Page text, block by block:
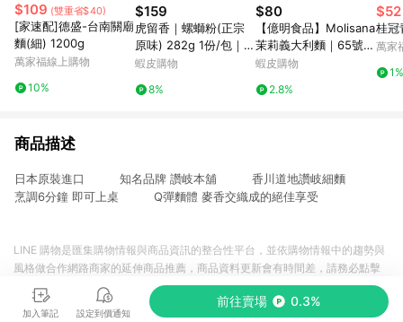
$109 (雙重省$40)
[家速配]德盛-台南關廟
麵(細) 1200g
萬家福線上購物
10%
$159
虎留香｜螺螄粉(正宗
原味) 282g 1份/包｜螺
獅粉 螺螄麵 加量腐竹
蝦皮購物
8%
$80
【億明食品】Molisana
茉莉義大利麵｜65號米
型麵 500g｜小巧米粒
理｜細緻米粒
蝦皮購物
2.8%
$52
桂冠
萬家
1%
商品描述
日本原裝進口 知名品牌 讚岐本舖 香川道地讚岐細麵
烹調6分鐘 即可上桌 Q彈麵體 麥香交織成的絕佳享受
加入筆記 設定到價通知
前往賣場 0.3%
LINE 購物是匯集購物情報與商品資訊的整合性平台，並依購物情報中的趨勢與
風格做合作網路商家的延伸商品推薦，商品資料更新會有時間差，請務必點擊
商品至各合作網路商家，確認現售價與購物條件，一切資訊以合作廠商網頁為
準。